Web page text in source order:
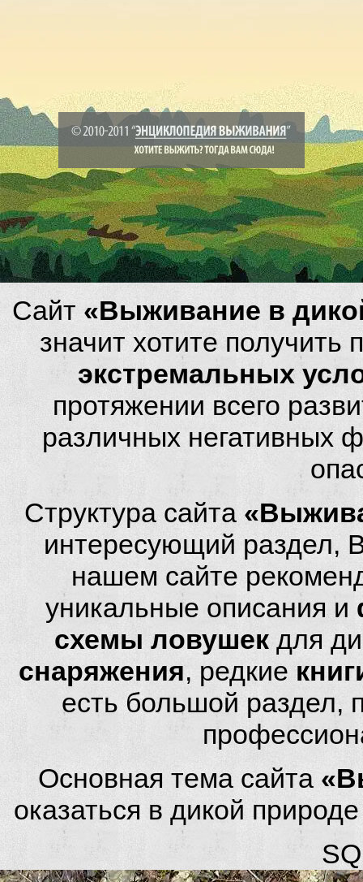
Сайт «Выживание в
значит хотите
экстремальных
протяжении всего
различных негативных
Структура сайта
интересующий раздел,
нашем сайте
уникальные описания и
схемы ловушек для
снаряжения, редкие
есть большой
Основная тема сайта
оказаться в дикой